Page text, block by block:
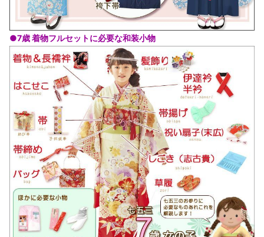
●7歳 着物フルセットに必要な和装小物